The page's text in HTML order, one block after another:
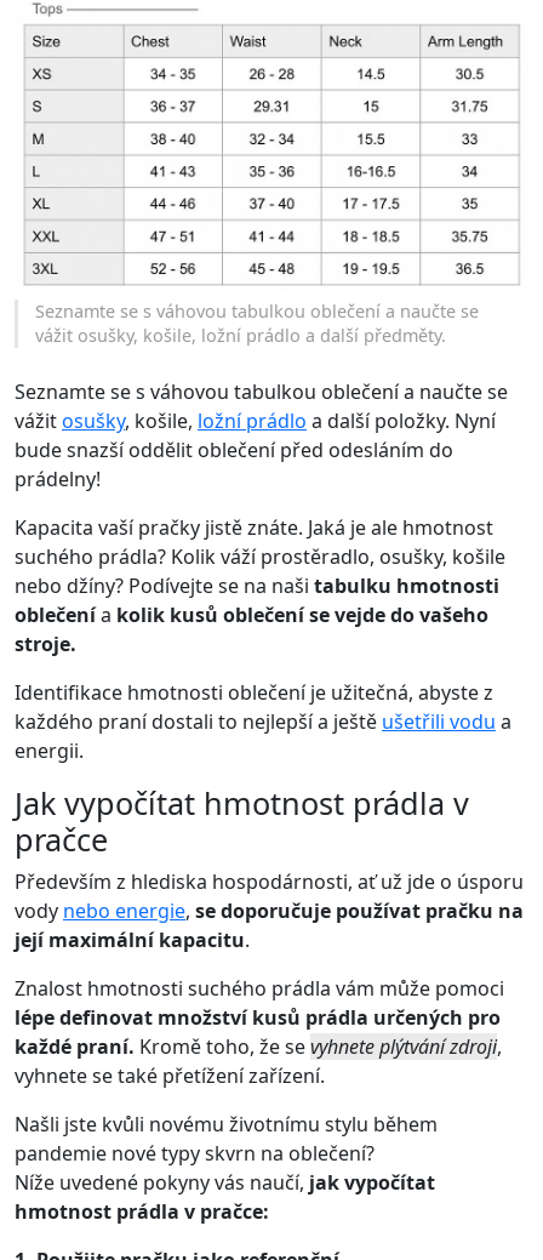
Seznamte se s váhovou tabulkou oblečení a naučte se
vážit osušky, košile, ložní prádlo a další předměty.
Seznamte se s váhovou tabulkou oblečení a naučte se
vážitosušky, košile, ložní prádlo a další položky. Nyní
bude snazší oddělit oblečení před odesláním do
prádelny!
Kapacita vaší pračky jistě znáte. Jaká je ale hmotnost
suchého prádla? Kolik váží prostěradlo, osušky, košile
nebo džíny? Podívejte se na naši tabulku hmotnosti
oblečenía kolik kusů oblečení se vejde do vašeho
stroje.
Identifikace hmotnosti oblečení je užitečná, abyste z
každého praní dostali to nejlepší a ještě ušetřili vodu a
energii.
Jak vypočítat hmotnost prádla v
pračce
Především z hlediska hospodárnosti, ať už jde o úsporu
vody nebo energie, se doporučuje používat pračku na
její maximální kapacitu.
Znalost hmotnosti suchého prádla vám může pomoci
lépe definovat množství kusů prádla určených pro
každé praní. Kromě toho, že sevyhnete plýtvání zdroji,
vyhnete se také přetížení zařízení.
Našli jste kvůli novému životnímu stylu během
pandemie nové typy skvrn na oblečení?
Níže uvedené pokyny vás naučí, jak vypočítat
hmotnost prádla v pračce: